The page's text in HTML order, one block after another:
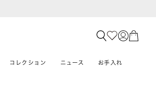
コレクション ニュース お手入れ